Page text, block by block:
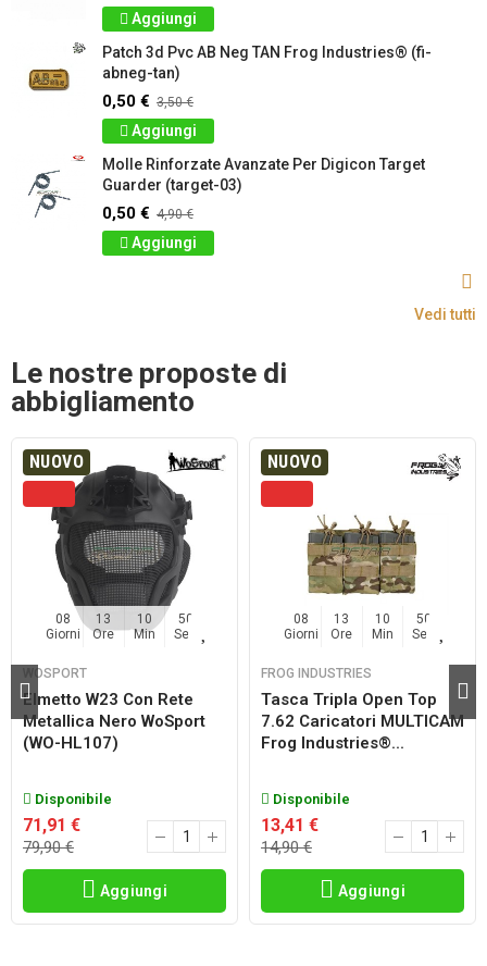
Aggiungi
Patch 3d Pvc AB Neg TAN Frog Industries® (fi-
abneg-tan)
0,50 € 3,50 €
Aggiungi
Molle Rinforzate Avanzate Per Digicon Target
Guarder (target-03)
0,50 € 4,90 €
Aggiungi
Vedi tutti
Le nostre proposte di
abbigliamento
NUOVO
08
Giorni
13
Ore
10
Min
50
Sec
WOSPORT
Elmetto W23 Con Rete
Metallica Nero WoSport
(WO-HL107)
Disponibile
71,91 €
79,90 €
Aggiungi
NUOVO
08
Giorni
13
Ore
10
Min
50
Sec
FROG INDUSTRIES
Tasca Tripla Open Top
7.62 Caricatori MULTICAM
Frog Industries®...
Disponibile
13,41 €
14,90 €
Aggiungi